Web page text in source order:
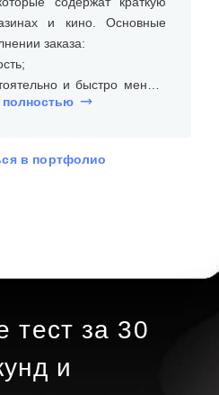
и кино. Основные
заказа:
и быстро менять
изготовлена из
слой из поликарбоната,
в портфолио
тест за 30
и